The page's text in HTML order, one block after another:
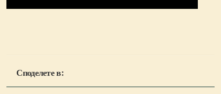
Споделете в: